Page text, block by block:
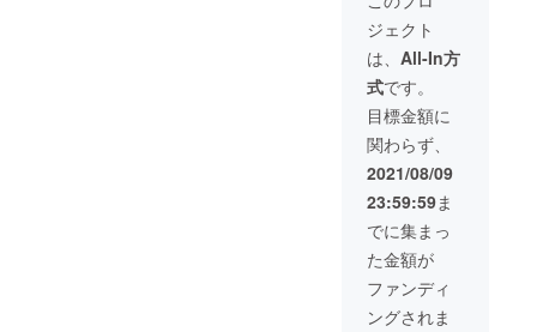
▶メー
ル送信
から１
年間
ランで
す。 栃
木市を
拠点と
した出
張撮影
中心の
写真撮
影サー
ビス
「BAB
YHOME
GROUN
D」、ま
た今年
の5月に
は宇都
ジェクト
は、 All-In方
式です。
目標金額に
関わらず、
2021/08/09
23:59:59ま
でに集まっ
た金額が
ファンディ
ングされま